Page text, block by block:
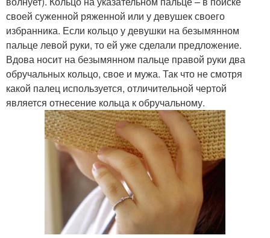
своей суженной ряженной или у девушек своего
избранника. Если кольцо у девушки на безымянном
пальце левой руки, то ей уже сделали предложение.
Вдова носит на безымянном пальце правой руки два
обручальных кольцо, свое и мужа. Так что не смотря
какой палец используется, отличительной чертой
является отнесение кольца к обручальному.